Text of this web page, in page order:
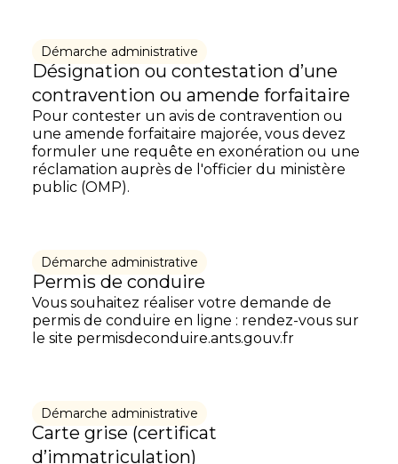
Démarche administrative
Désignation ou contestation d’une
contravention ou amende forfaitaire
Pour contester un avis de contravention ou
une amende forfaitaire majorée, vous devez
formuler une requête en exonération ou une
réclamation auprès de l'officier du ministère
public (OMP).
Démarche administrative
Permis de conduire
Vous souhaitez réaliser votre demande de
permis de conduire en ligne : rendez-vous sur
le site permisdeconduire.ants.gouv.fr
Démarche administrative
Carte grise (certificat
d’immatriculation)